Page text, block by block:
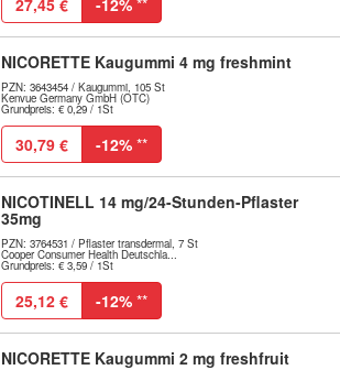
27,45 € -12% **
NICORETTE Kaugummi 4 mg freshmint
PZN: 3643454 / Kaugummi, 105 St
Kenvue Germany GmbH (OTC)
Grundpreis: € 0,29 / 1St
30,79 € -12% **
NICOTINELL 14 mg/24-Stunden-Pflaster
35mg
PZN: 3764531 / Pflaster transdermal, 7 St
Cooper Consumer Health Deutschla...
Grundpreis: € 3,59 / 1St
25,12 € -12% **
NICORETTE Kaugummi 2 mg freshfruit